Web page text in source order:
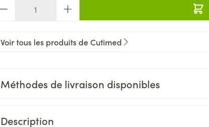
Voir tous les produits de Cutimed
Méthodes de livraison disponibles
Description